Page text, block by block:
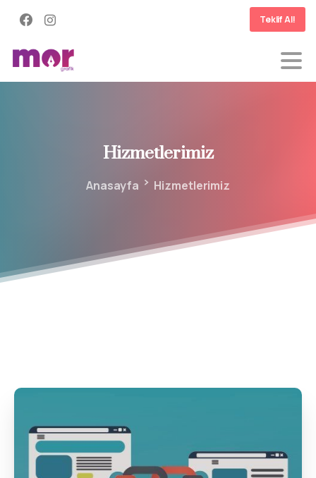
Teklif Al!
Hizmetlerimiz
Anasayfa Hizmetlerimiz